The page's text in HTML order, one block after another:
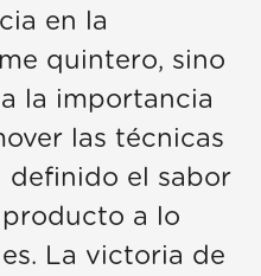
en la
quintero, sino
la importancia
las técnicas
definido el sabor
a lo
La victoria de